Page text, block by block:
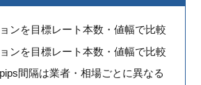
ンを目標レート本数・値幅で比較
ンを目標レート本数・値幅で比較
間隔は業者・相場ごとに異なる